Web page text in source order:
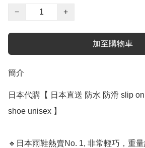
−
+
加至購物車
簡介
日本代購【 日本直送 防水 防滑 slip
shoe unisex 】﻿
🔹日本雨鞋熱賣No. 1, 非常輕巧，重